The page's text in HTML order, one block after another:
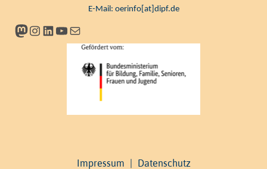
E-Mail: oerinfo[at]dipf.de
Mastodon
Instagram
LinkedIn
YouTube
Newsletter
Impressum Datenschutz